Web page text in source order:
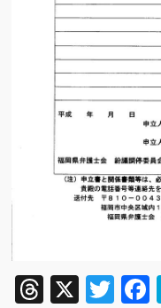
Threads
X